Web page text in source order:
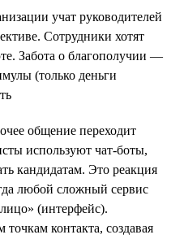
учат руководителей
Сотрудники хотят
Забота о благополучии —
(только деньги
общение переходит
используют чат-боты,
кандидатам. Это реакция
любой сложный сервис
(интерфейс).
контакта, создавая